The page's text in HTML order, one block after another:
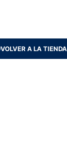
VOLVER A LA TIENDA